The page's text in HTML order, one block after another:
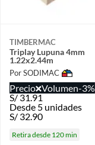
TIMBERMAC
Triplay Lupuna 4mm
1.22x2.44m
Por SODIMAC
Precio Volumen-3%
S/31.91
Desde 5 unidades
S/ 32.90
Retira desde 120 min